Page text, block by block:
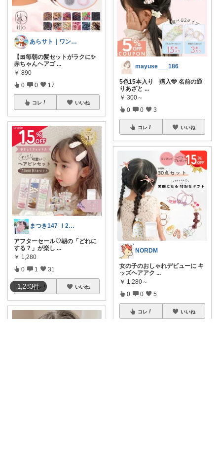
1,283件
あらサト｜ワンオペ4児ママ👶
【🎀毎朝の髪セットがラクに✨
赤ちゃんヘアゴ ...
￥ 890
0 0 17
コレ いいね
まつき147 Ｉ2児ママ脱転勤族ぐらし
アフターセール♡朝の「どれに
する？」が楽し ...
￥ 1,280
0 1 31
コレ いいね
mayuse___186
5色15本入り 購入🩵 名前の通
りあざと ...
￥ 300～
0 0 3
コレ いいね
NORDM
女の子のおしゃれデビューに キ
ッズヘアアク ...
￥ 1,280～
0 0 5
コレ いいね